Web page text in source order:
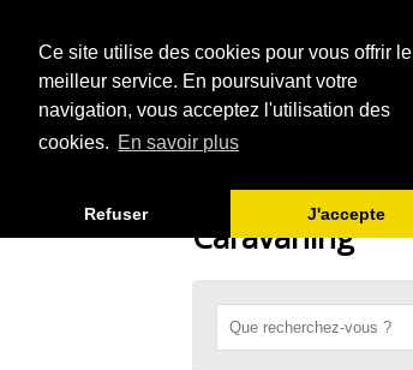
Ce site utilise des cookies pour vous offrir le
meilleur service. En poursuivant votre
navigation, vous acceptez l'utilisation des
cookies. En savoir plus
Refuser J'accepte
DEPOSER UNE ANNONCE
Caravaning